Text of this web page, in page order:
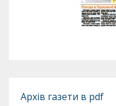
Архів газети в pdf